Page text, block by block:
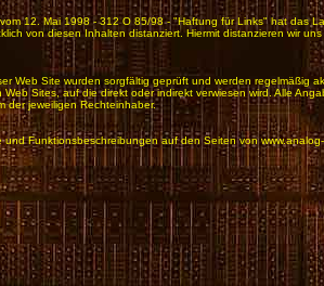
12. Mai 1998 - 312 O 85/98 - "Haftung für Links" hat
von diesen Inhalten distanziert. Hiermit distanzieren wir
Web Site wurden sorgfältig geprüft und werden regelmäßig
Sites, auf die direkt oder indirekt verwiesen wird. Alle
der jeweiligen Rechteinhaber.
Funktionsbeschreibungen auf den Seiten von